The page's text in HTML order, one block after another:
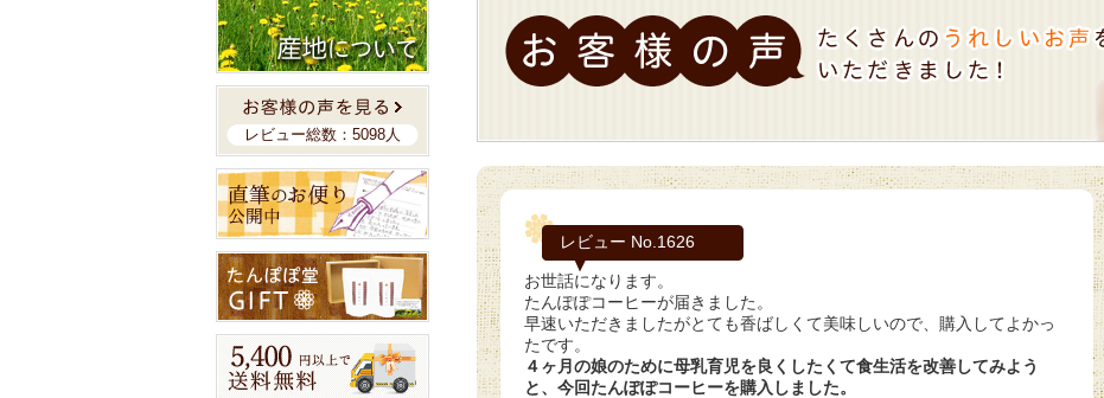
レビュー No.1626
お世話になります。
たんぽぽコーヒーが届きました。
早速いただきましたがとても香ばしくて美味しいので、購入してよかっ
たです。
４ヶ月の娘のために母乳育児を良くしたくて食生活を改善してみよう
と、今回たんぽぽコーヒーを購入しました。
レビュー総数：5098人